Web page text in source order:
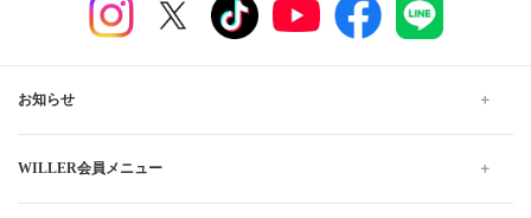
お知らせ
WILLER会員メニュー